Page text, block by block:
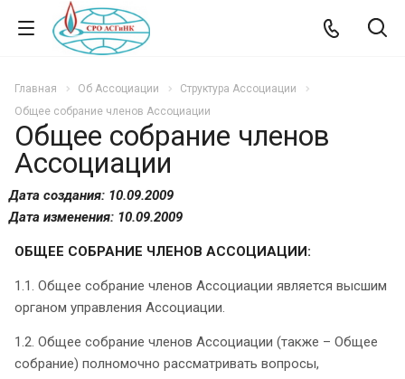
Главная Об Ассоциации
Структура Ассоциации
Общее собрание членов Ассоциации
Общее собрание членов
Ассоциации
Дата создания: 10.09.2009
Дата изменения: 10.09.2009
ОБЩЕЕ СОБРАНИЕ ЧЛЕНОВ АССОЦИАЦИИ:
1.1. Общее собрание членов Ассоциации является высшим
органом управления Ассоциации.
1.2. Общее собрание членов Ассоциации (также – Общее
собрание) полномочно рассматривать вопросы,